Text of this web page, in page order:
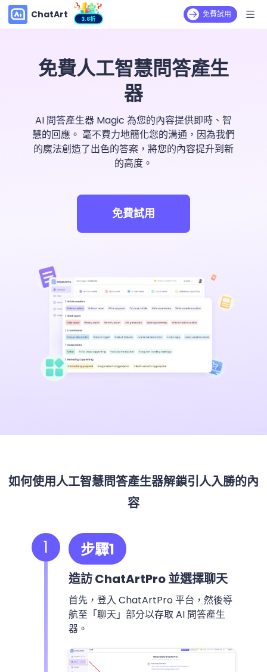
ChatArt 3.8折 免費試用
免費人工智慧問答產生
器
AI 問答產生器 Magic 為您的內容提供即時、智
慧的回應。 毫不費力地簡化您的溝通，因為我們
的魔法創造了出色的答案，將您的內容提升到新
的高度。
免費試用
如何使用人工智慧問答產生器解鎖引人入勝的內
容
1 步驟1
造訪 ChatArtPro 並選擇聊天
首先，登入 ChatArtPro 平台，然後導
航至「聊天」部分以存取 AI 問答產生
器。